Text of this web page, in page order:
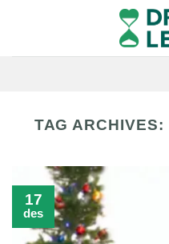
content
TAG ARCHIVES:
17
des